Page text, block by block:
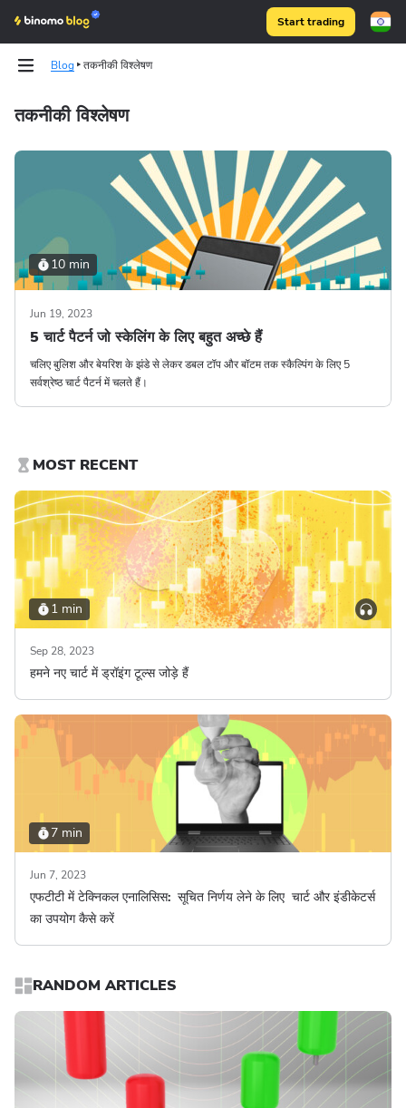
Start trading
Blog तकनीकी विश्लेषण
तकनीकी विश्लेषण
10 min
Jun 19, 2023
5 चार्ट पैटर्न जो स्केलिंग के लिए बहुत अच्छे हैं
चलिए बुलिश और बेयरिश के झंडे से लेकर डबल टॉप और बॉटम तक स्कैल्पिंग के लिए 5
सर्वश्रेष्ठ चार्ट पैटर्न में चलते हैं।
MOST RECENT
1 min
Sep 28, 2023
हमने नए चार्ट में ड्रॉइंग टूल्स जोड़े हैं
7 min
Jun 7, 2023
एफटीटी में टेक्निकल एनालिसिस: सूचित निर्णय लेने के लिए चार्ट और इंडीकेटर्स
का उपयोग कैसे करें
RANDOM ARTICLES